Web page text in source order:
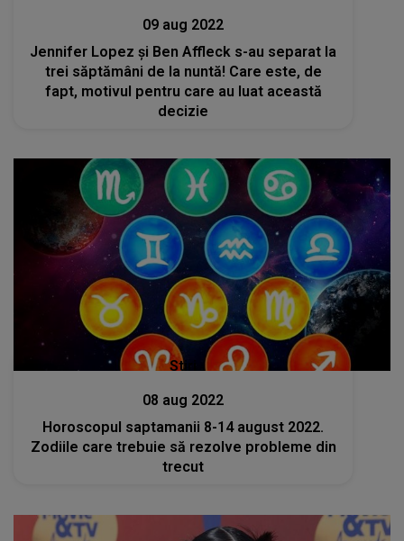
09 aug 2022
Jennifer Lopez și Ben Affleck s-au separat la
trei săptămâni de la nuntă! Care este, de
fapt, motivul pentru care au luat această
decizie
Stiri
08 aug 2022
Horoscopul saptamanii 8-14 august 2022.
Zodiile care trebuie să rezolve probleme din
trecut